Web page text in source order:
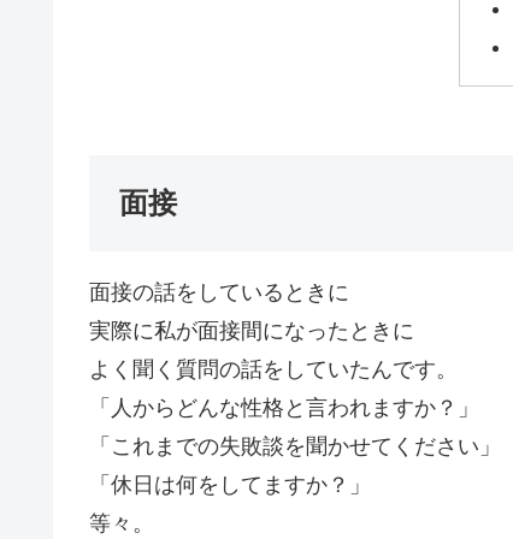
面接
面接の話をしているときに
実際に私が面接間になったときに
よく聞く質問の話をしていたんです。
「人からどんな性格と言われますか？」
「これまでの失敗談を聞かせてください」
「休日は何をしてますか？」
等々。